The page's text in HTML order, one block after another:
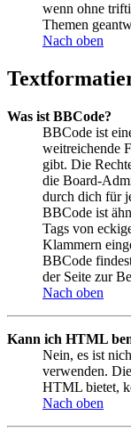
wenn ohne
Themen
Nach oben
Was ist BBCode?
BBCode ist
weitreichende
gibt. Die
die Board-
durch dich für
BBCode ist
Tags von
Klammern
BBCode
der Seite zur
Nach oben
Kann ich HTML
Nein, es ist
verwenden.
HTML bietet,
Nach oben